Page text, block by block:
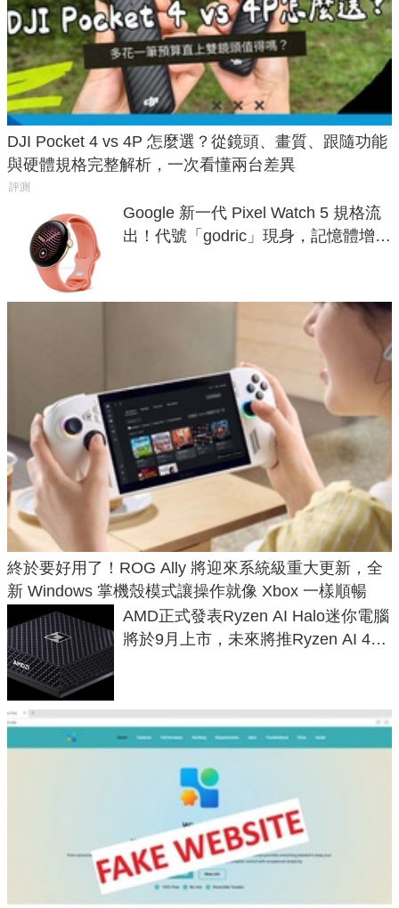
DJI Pocket 4 vs 4P 怎麼選？從鏡頭、畫質、跟隨功能
與硬體規格完整解析，一次看懂兩台差異
評測
Google 新一代 Pixel Watch 5 規格流
出！代號「godric」現身，記憶體增強
終於要好用了！ROG Ally 將迎來系統級重大更新，全
新 Windows 掌機殼模式讓操作就像 Xbox 一樣順暢
AMD正式發表Ryzen AI Halo迷你電腦
將於9月上市，未來將推Ryzen AI 400